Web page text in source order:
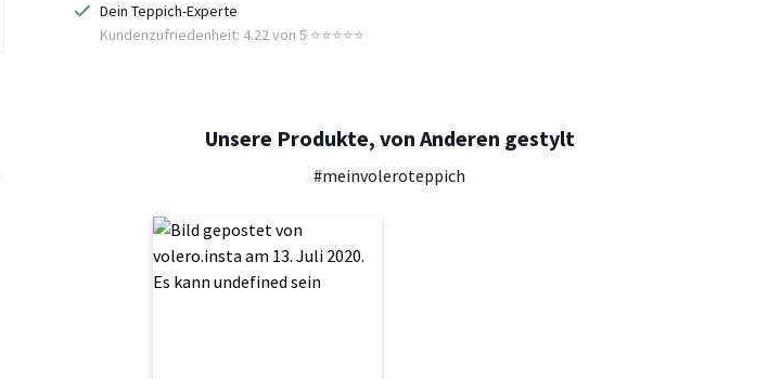
Dein Teppich-Experte
Kundenzufriedenheit: 4.22 von 5 ⭐️⭐️⭐️⭐️⭐️
Unsere Produkte, von Anderen gestylt
#meinvoleroteppich